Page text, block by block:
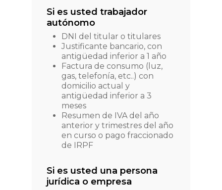
Si es usted trabajador
autónomo
DNI del titular o titulares
Justificante bancario, con
antigüedad inferior a 1 año
Factura de consumo (luz,
gas, telefonía, etc..) con
domicilio actual y
antigüedad inferior a 3
meses
Resumen de IVA del año
anterior y trimestres del año
en curso o pago fraccionado
de IRPF
Si es usted una persona
jurídica o empresa